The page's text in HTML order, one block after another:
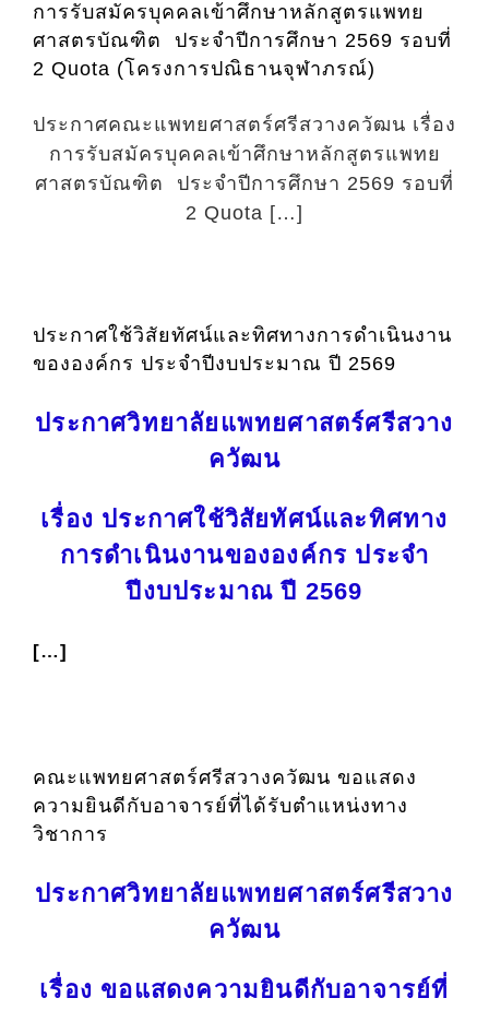
การรับสมัครบุคคลเข้าศึกษาหลักสูตรแพทย
ศาสตรบัณฑิต ประจำปีการศึกษา 2569 รอบที่
2 Quota (โครงการปณิธานจุฬาภรณ์)
ประกาศคณะแพทยศาสตร์ศรีสวางควัฒน เรื่อง
การรับสมัครบุคคลเข้าศึกษาหลักสูตรแพทย
ศาสตรบัณฑิต ประจำปีการศึกษา 2569 รอบที่
2 Quota […]
ประกาศใช้วิสัยทัศน์และทิศทางการดำเนินงาน
ขององค์กร ประจำปีงบประมาณ ปี 2569
ประกาศวิทยาลัยแพทยศาสตร์ศรีสวาง
ควัฒน
เรื่อง ประกาศใช้วิสัยทัศน์และทิศทาง
การดำเนินงานขององค์กร ประจำ
ปีงบประมาณ ปี 2569
[…]
คณะแพทยศาสตร์ศรีสวางควัฒน ขอแสดง
ความยินดีกับอาจารย์ที่ได้รับตำแหน่งทาง
วิชาการ
ประกาศวิทยาลัยแพทยศาสตร์ศรีสวาง
ควัฒน
เรื่อง ขอแสดงความยินดีกับอาจารย์ที่